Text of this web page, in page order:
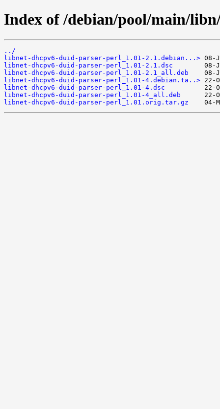
Index of /debian/pool/main/
../
libnet-dhcpv6-duid-parser-perl_1.01-2.1.debian...>
libnet-dhcpv6-duid-parser-perl_1.01-2.1.dsc
libnet-dhcpv6-duid-parser-perl_1.01-2.1_all.deb
libnet-dhcpv6-duid-parser-perl_1.01-4.debian.ta..>
libnet-dhcpv6-duid-parser-perl_1.01-4.dsc
libnet-dhcpv6-duid-parser-perl_1.01-4_all.deb
libnet-dhcpv6-duid-parser-perl_1.01.orig.tar.gz